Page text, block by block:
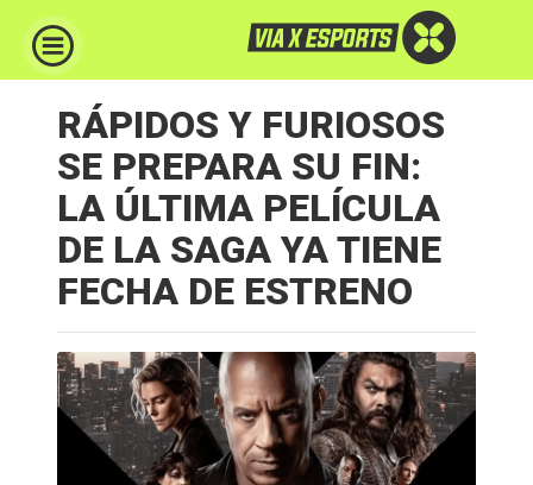
RÁPIDOS Y FURIOSOS
SE PREPARA SU FIN:
LA ÚLTIMA PELÍCULA
DE LA SAGA YA TIENE
FECHA DE ESTRENO